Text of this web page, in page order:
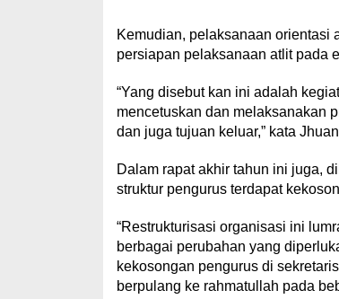
Kemudian, pelaksanaan orientasi
persiapan pelaksanaan atlit pada
“Yang disebut kan ini adalah
mencetuskan dan melaksanakan
dan juga tujuan keluar,” kata
Dalam rapat akhir tahun ini juga,
struktur pengurus terdapat
“Restrukturisasi organisasi ini
berbagai perubahan yang
kekosongan pengurus di
berpulang ke rahmatullah pada